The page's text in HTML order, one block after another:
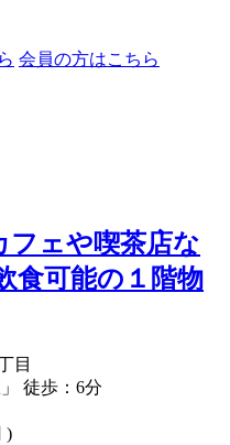
会員の方はこちら
フェや喫茶店な
食可能の１階物
目
徒歩：6分
)